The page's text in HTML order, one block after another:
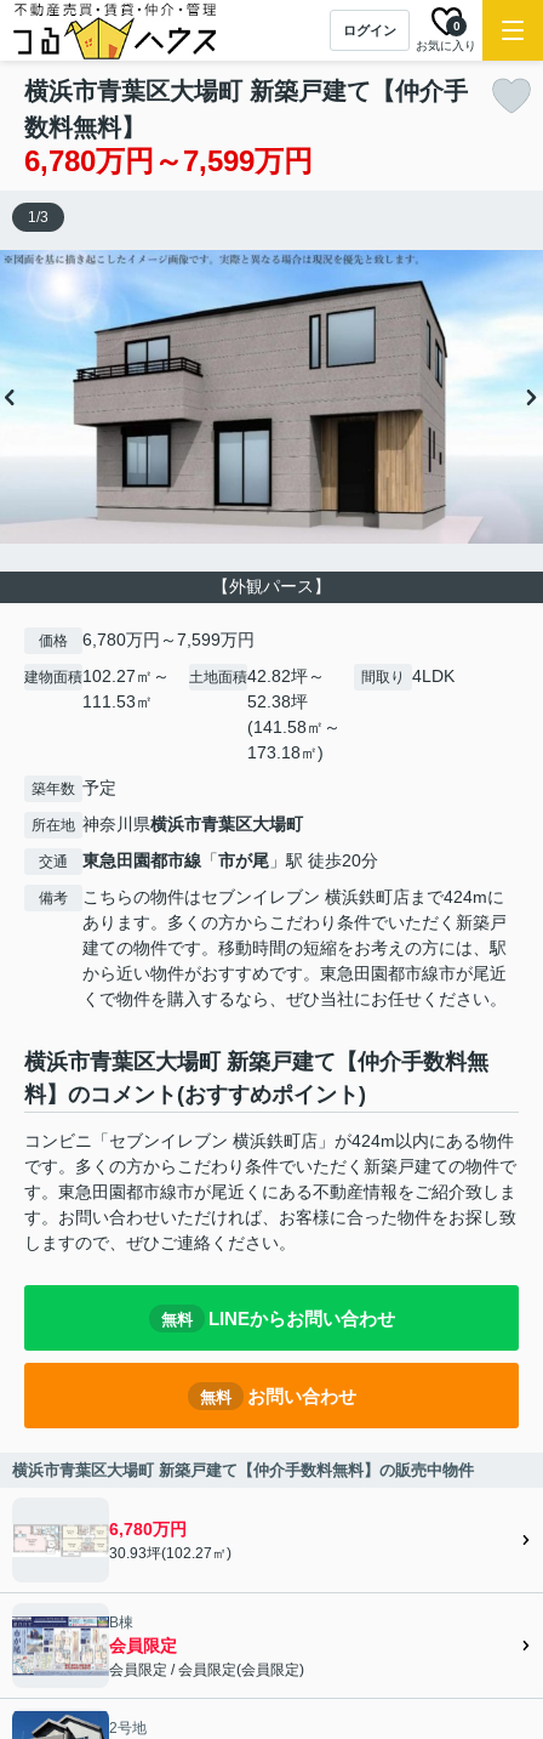
ログイン
お気に入り
0
横浜市青葉区大場町 新築戸建て【仲介手
数料無料】
6,780万円～7,599万円
【外観パース】
1/3
価格 6,780万円～7,599万円
建物面積102.27㎡～
111.53㎡
土地面積42.82坪～
52.38坪
(141.58㎡～
173.18㎡)
間取り 4LDK
築年数 予定
所在地 神奈川県横浜市青葉区大場町
交通 東急田園都市線 「市が尾 」駅 徒歩20分
備考
こちらの物件はセブンイレブン 横浜鉄町店まで424mに
あります。多くの方からこだわり条件でいただく新築戸
建ての物件です。移動時間の短縮をお考えの方には、駅
から近い物件がおすすめです。東急田園都市線市が尾近
くで物件を購入するなら、ぜひ当社にお任せください。
横浜市青葉区大場町 新築戸建て【仲介手数料無
料】のコメント(おすすめポイント)
コンビニ「セブンイレブン 横浜鉄町店」が424m以内にある物件
です。多くの方からこだわり条件でいただく新築戸建ての物件で
す。東急田園都市線市が尾近くにある不動産情報をご紹介致しま
す。お問い合わせいただければ、お客様に合った物件をお探し致
しますので、ぜひご連絡ください。
無料 LINEからお問い合わせ
無料 お問い合わせ
横浜市青葉区大場町 新築戸建て【仲介手数料無料】の販売中物件
6,780万円
30.93坪(102.27㎡)
会員限定">
B棟
会員限定
会員限定 /会員限定(会員限定)
2号地